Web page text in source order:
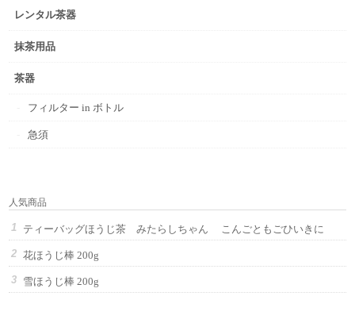
レンタル茶器
抹茶用品
茶器
フィルター in ボトル
急須
人気商品
ティーバッグほうじ茶 みたらしちゃん こんごともごひいきに
花ほうじ棒 200g
雪ほうじ棒 200g